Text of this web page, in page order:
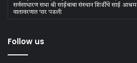
सर्वसाधारण सभा श्री साईबाबा संस्थान शिर्डीचे साई
वातावरणात पार पडली
Follow us